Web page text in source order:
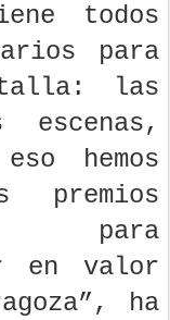
todos
para
las
hemos
premios
para
en valor
ha